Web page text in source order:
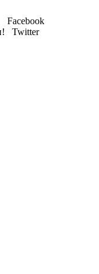
Facebook
Twitter